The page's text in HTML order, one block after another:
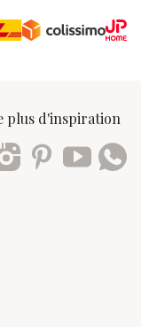
plus d'inspiration